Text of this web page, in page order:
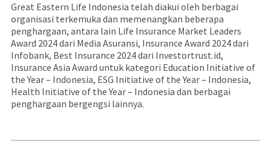
Great Eastern Life Indonesia telah diakui oleh berbagai
organisasi terkemuka dan memenangkan beberapa
penghargaan, antara lain Life Insurance Market Leaders
Award 2024 dari Media Asuransi, Insurance Award 2024 dari
Infobank, Best Insurance 2024 dari Investortrust.id,
Insurance Asia Award untuk kategori Education Initiative of
the Year – Indonesia, ESG Initiative of the Year – Indonesia,
Health Initiative of the Year – Indonesia dan berbagai
penghargaan bergengsi lainnya.